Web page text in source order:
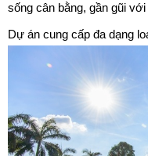
sống cân bằng, gần gũi
Dự án cung cấp đa dạng